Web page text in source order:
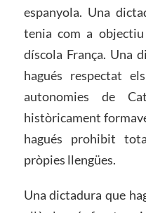
espanyola. Una
tenia com a
díscola França. Una
hagués respectat
autonomies de
històricament
hagués prohibit
pròpies llengües.
Una dictadura que